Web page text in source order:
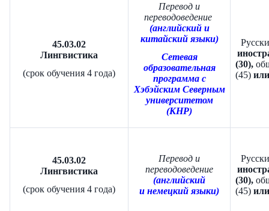
45.03.02
Лингвистика
(срок обучения 4 года)
Перевод и
переводоведение
(английский и
китайский языки)
Сетевая
образовательная
программа с
Хэбэйским Северным
университетом
(КНР)
(30),
(45) или
45.03.02
Лингвистика
(срок обучения 4 года)
Перевод и
переводоведение
(английский
и немецкий языки)
(30),
(45) или